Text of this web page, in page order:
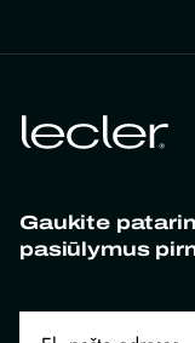
Gaukite
pasiūlymus